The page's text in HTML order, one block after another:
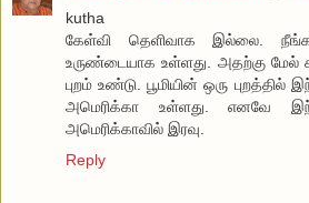
kutha
கேள்வி தெளிவாக இல்லை.
உருண்டையாக உள்ளது. அதற்கு மேல்
புறம் உண்டு. பூமியின் ஒரு புறத்தில்
அமெரிக்கா உள்ளது. எனவே
அமெரிக்காவில் இரவு.
Reply